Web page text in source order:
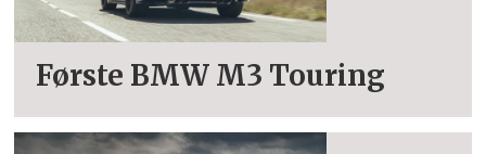
Første BMW M3 Touring